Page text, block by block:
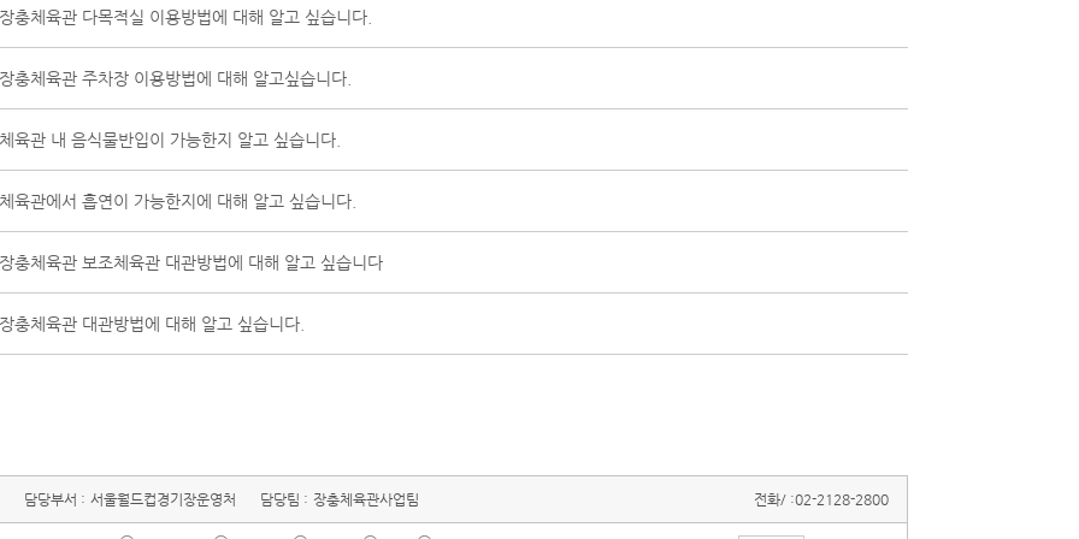
장충체육관 다목적실 이용방법에 대해 알고 싶습니다.
장충체육관 주차장 이용방법에 대해 알고싶습니다.
체육관 내 음식물반입이 가능한지 알고 싶습니다.
체육관에서 흡연이 가능한지에 대해 알고 싶습니다.
장충체육관 보조체육관 대관방법에 대해 알고 싶습니다
장충체육관 대관방법에 대해 알고 싶습니다.
담당부서 : 서울월드컵경기장운영처 담당팀 : 장충체육관사업팀 전화/ :02-2128-2800